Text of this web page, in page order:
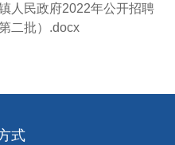
人民政府2022年公开招聘
二批）.docx
式